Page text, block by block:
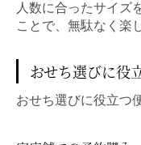
人数に合ったサイズ
ことで、無駄なく楽
おせち選びに役
おせち選びに役立つ